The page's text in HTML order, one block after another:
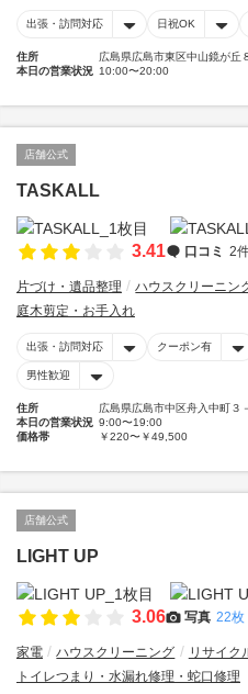
出張・訪問対応 日祝OK
住所
広島県広島市東区中山鏡が丘
本日の営業状況 10:00〜20:00
店舗公式
TASKALL
3.41 口コミ 2
片づけ・遺品整理 ハウスクリーニン
庭木剪定・お手入れ
出張・訪問対応 クーポン有
男性歓迎
住所
広島県広島市中区舟入中町３
本日の営業状況 9:00〜19:00
価格帯
￥220〜￥49,500
店舗公式
LIGHT UP
3.06 写真 22枚
家電 ハウスクリーニング リサイク
トイレつまり・水漏れ修理・蛇口修理